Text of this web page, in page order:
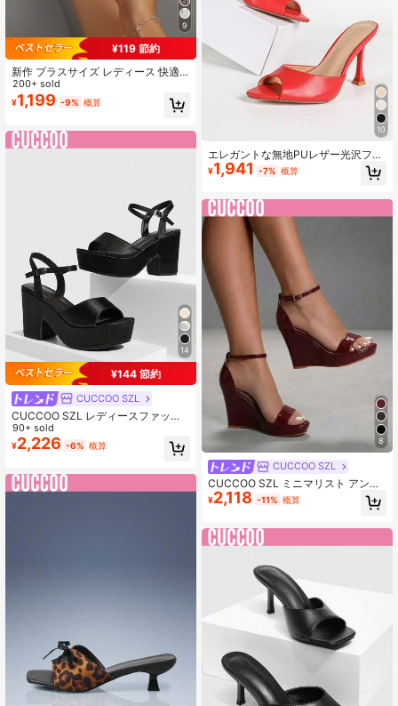
9
¥119 節約
新作 プラスサイズ レディース 快適
ミニマルデザイン クロスストラップ
オープントゥ スクエアトゥ 万能 ス
ティレットヒール サンダル カジュア
夏用シューズ
200+ sold
¥1,199 -9% 概算
14
¥144 節約
CUCCOO SZL
CUCCOO SZL レディースファッシ
ョン PUレザー アンクルストラップ
サンダル、快適なウェッジ厚底、通
勤、デート、パーティー、休暇、結
スに適しています
90+ sold
¥2,226 -6% 概算
10
エレガントな無地PUレザー光沢ファ
ッションハイヒールミュール、オフ
ィス、ホリデーパーティー、夏、
¥1,941 -7% 概算
8
CUCCOO SZL
CUCCOO SZL ミニマリスト アンク
ルストラップ ウェッジサンダル、エ
レガントな夏のサンダル、夏休みの
ビジネスカジュアル、ビジネスシッ
ク、春の靴、春休み、イースター、
¥2,118 -11% 概算